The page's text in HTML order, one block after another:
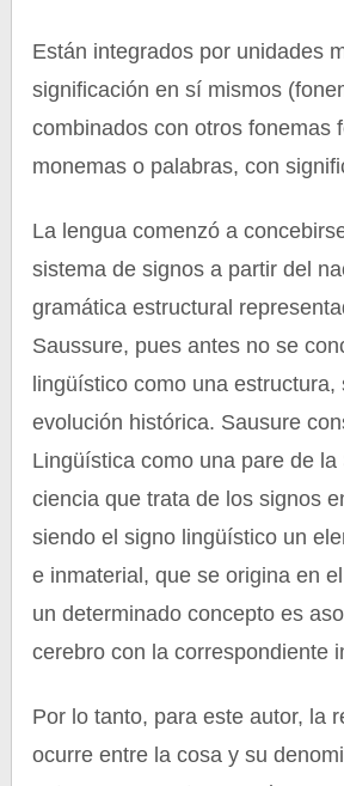
Están integrados por unidades
significación en sí mismos
combinados con otros fonemas
monemas o palabras, con
La lengua comenzó a
sistema de signos a partir del
gramática estructural
Saussure, pues antes no se
lingüístico como una estructura,
evolución histórica. Sausure
Lingüística como una pare de la
ciencia que trata de los signos
siendo el signo lingüístico un
e inmaterial, que se origina en
un determinado concepto es
cerebro con la correspondiente
Por lo tanto, para este autor, la
ocurre entre la cosa y su